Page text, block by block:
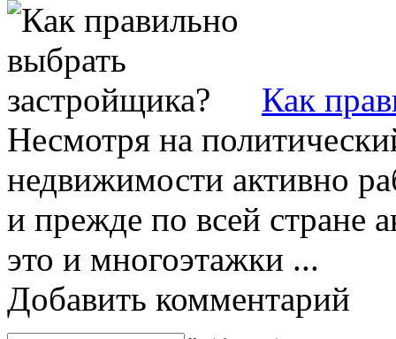
Как
Несмотря на
недвижимости активно
и прежде по всей стране
это и многоэтажки ...
Добавить комментарий